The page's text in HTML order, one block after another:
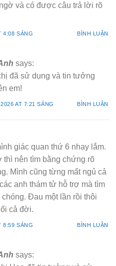
và có được câu trả lời rõ
4:08 SÁNG BÌNH LUẬN
says:
đã sử dụng và tin tưởng
em!
AT 7:21 SÁNG BÌNH LUẬN
giác quan thứ 6 nhạy lắm.
thì nên tìm bằng chứng rõ
Mình cũng từng mất ngủ cả
anh thám tử hỗ trợ mà tìm
Đau một lần rồi thôi
cả đời.
8:59 SÁNG BÌNH LUẬN
says: